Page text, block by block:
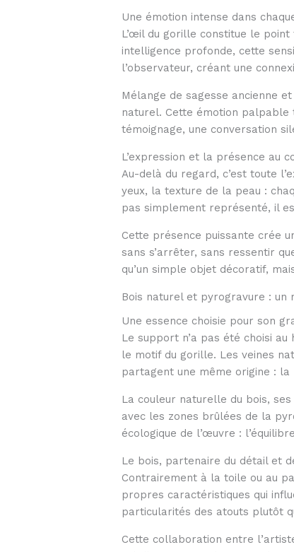
Une émotion intense dans
L’œil du gorille constitue le
intelligence profonde, cette
l’observateur, créant une
Mélange de sagesse ancienne
naturel. Cette émotion palpable
témoignage, une conversation
L’expression et la présence au
Au-delà du regard, c’est toute
yeux, la texture de la peau :
pas simplement représenté, il
Cette présence puissante crée
sans s’arrêter, sans ressentir
qu’un simple objet décoratif,
Bois naturel et pyrogravure : un
Une essence choisie pour son
Le support n’a pas été choisi
le motif du gorille. Les veines
partagent une même origine : la
La couleur naturelle du bois,
avec les zones brûlées de la
écologique de l’œuvre :
Le bois, partenaire du détail et
Contrairement à la toile ou au
propres caractéristiques qui
particularités des atouts plutôt
Cette collaboration entre